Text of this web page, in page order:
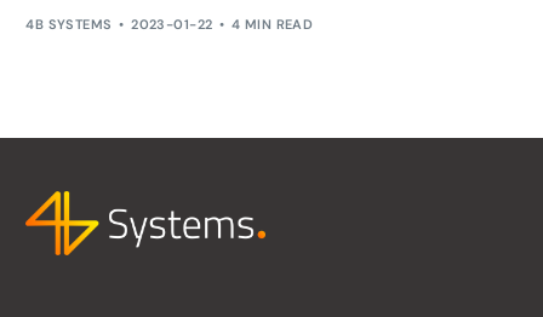
4B SYSTEMS 2023-01-22 4 MIN READ